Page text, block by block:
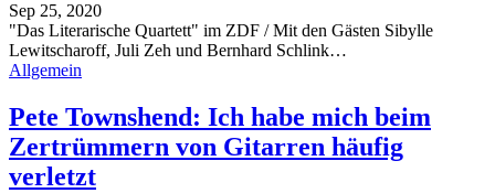
Sep 25, 2020
"Das Literarische Quartett" im ZDF / Mit den Gästen Sibylle
Lewitscharoff, Juli Zeh und Bernhard Schlink…
Allgemein
Pete Townshend: Ich habe mich beim
Zertrümmern von Gitarren häufig
verletzt